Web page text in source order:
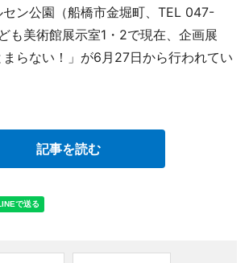
ン公園（船橋市金堀町、TEL 047-
も美術館展示室1・2で現在、企画展
まらない！」が6月27日から行われてい
記事を読む